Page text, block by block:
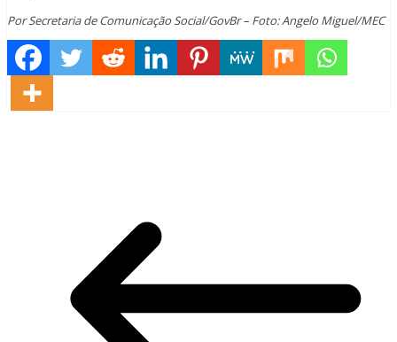
Por Secretaria de Comunicação Social/GovBr – Foto: Angelo Miguel/MEC